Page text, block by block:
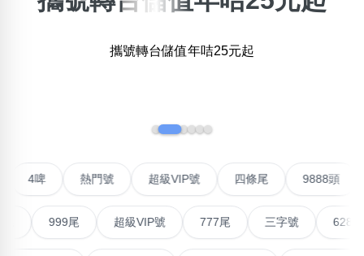
不包含數字
無0無1無2無3 無4 無5無6無7無8 無9
攜號轉台儲值年咭25元起
4啤 熱門號 超級VIP號 四條尾 9888頭
999尾 超級VIP號 777尾 三字號 6288頭